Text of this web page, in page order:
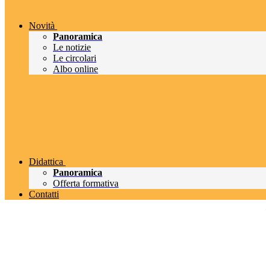
Novità
Panoramica
Le notizie
Le circolari
Albo online
Didattica
Panoramica
Offerta formativa
Contatti